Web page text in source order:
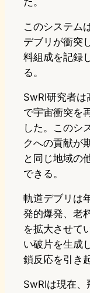
このシステム
デブリが衝突
料組成を記録
る。
SwRI研究者
で宇宙衝突を
した。このシ
クへの貢献が
と同じ地域の
できる。
軌道デブリは
発的爆発、老
を拡大させて
い破片を生成
鎖反応を引き
SwRIは現在